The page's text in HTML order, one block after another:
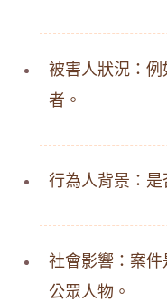
被害人狀況：
者。
行為人背景：是
社會影響：案
公眾人物。